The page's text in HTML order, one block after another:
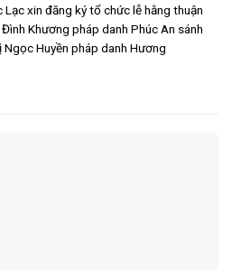
xin đăng ký tổ chức lễ hằng thuận
Khương pháp danh Phúc An sánh
Huyền pháp danh Hương